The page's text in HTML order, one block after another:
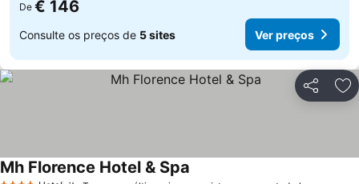
De € 146
Consulte os preços de 5 sites Ver preços
Partilhar
Mh Florence Hotel & Spa